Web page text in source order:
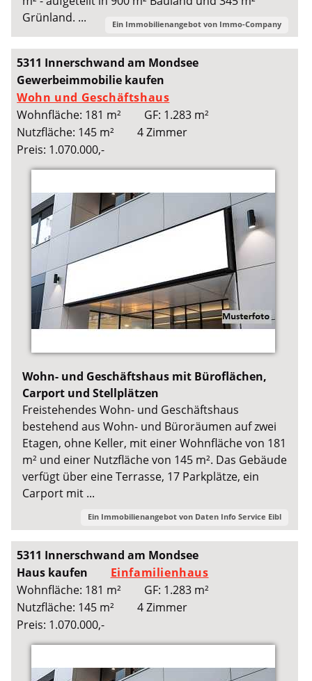
Grünland. ...
Ein Immobilienangebot von Immo-Company
5311 Innerschwand am Mondsee
Gewerbeimmobilie kaufen
Wohn und Geschäftshaus
Wohnfläche: 181 m²
GF: 1.283 m²
Nutzfläche: 145 m²
4 Zimmer
Preis: 1.070.000,-
Wohn- und Geschäftshaus mit Büroflächen,
Carport und Stellplätzen
Freistehendes Wohn- und Geschäftshaus
bestehend aus Wohn- und Büroräumen auf zwei
Etagen, ohne Keller, mit einer Wohnfläche von 181
m² und einer Nutzfläche von 145 m². Das Gebäude
verfügt über eine Terrasse, 17 Parkplätze, ein
Carport mit ...
Ein Immobilienangebot von Daten Info Service Eibl
5311 Innerschwand am Mondsee
Haus kaufen
Einfamilienhaus
Wohnfläche: 181 m²
GF: 1.283 m²
Nutzfläche: 145 m²
4 Zimmer
Preis: 1.070.000,-